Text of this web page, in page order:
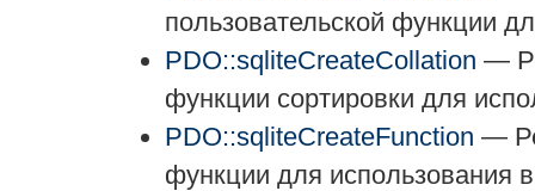
пользовательской функции
PDO::sqliteCreateCollation —
функции сортировки для
PDO::sqliteCreateFunction —
функции для использования